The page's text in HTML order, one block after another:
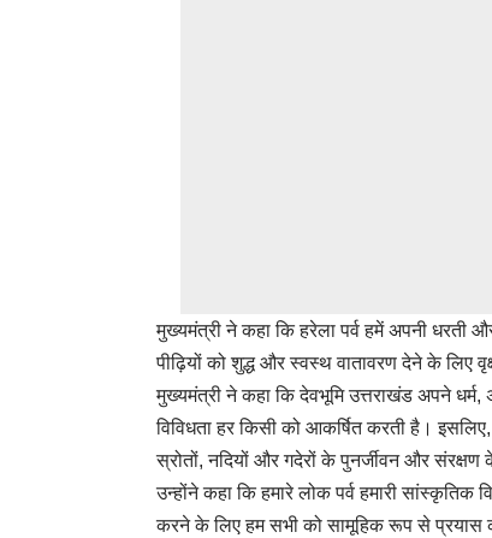
मुख्यमंत्री ने कहा कि हरेला पर्व हमें अपनी धरती
पीढ़ियों को शुद्ध और स्वस्थ वातावरण देने के लिए
मुख्यमंत्री ने कहा कि देवभूमि उत्तराखंड अपने
विविधता हर किसी को आकर्षित करती है।
स्रोतों, नदियों और गदेरों के पुनर्जीवन और संरक्षण
उन्होंने कहा कि हमारे लोक पर्व हमारी सांस्कृतिक
करने के लिए हम सभी को सामूहिक रूप से प्रयास